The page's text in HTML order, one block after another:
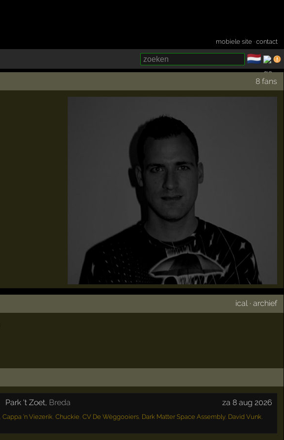
mobiele site ·contact
🇳🇱
8 fans
ical ·archief
Park 't Zoet, Breda za 8 aug 2026
Cappa 'n Viezerik Chuckie CV De Wèggooiers, Dark Matter Space Assembly, David Vunk